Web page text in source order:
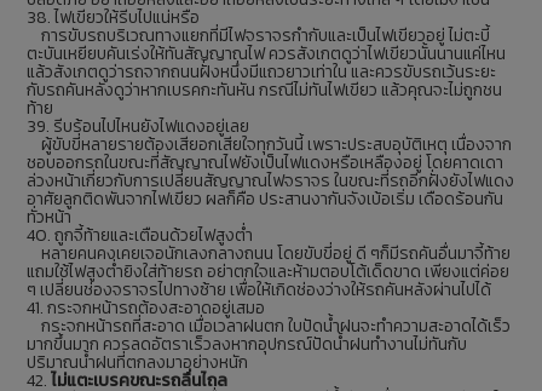
38. ไฟเขียวให้รีบไปแน่หรือ
การขับรถบริเวณทางแยกที่มีไฟจราจรกำกับและเป็นไฟเขียวอยู่ ไม่ตะบี้
ตะบันเหยียบคันเร่งให้ทันสัญญาณไฟ ควรสังเกตดูว่าไฟเขียวนั้นนานแค่ไหน
แล้วสังเกตดูว่ารถจากถนนฝั่งหนึ่งมีแถวยาวเท่าใน และควรขับรถเว้นระยะ
กับรถคันหลังดูว่าหากเบรคกะทันหัน กรณีไม่ทันไฟเขียว แล้วคุณจะไม่ถูกชน
ท้าย
39. รีบร้อนไปไหนยังไฟแดงอยู่เลย
ผู้ขับขี่หลายรายต้องเสียอกเสียใจทุกวันนี้ เพราะประสบอุบัติเหตุ เนื่องจาก
ชอบออกรถในขณะที่สัญญาณไฟยังเป็นไฟแดงหรือเหลืองอยู่ โดยคาดเดา
ล่วงหน้าเกี่ยวกับการเปลี่ยนสัญญาณไฟจราจร ในขณะที่รถอีกฝั่งยังไฟแดง
อาศัยลูกติดพันจากไฟเขียว ผลก็คือ ประสานงากันจังเบ้อเริ่ม เดือดร้อนกัน
ทั่วหน้า
40. ถูกจี้ท้ายและเตือนด้วยไฟสูงต่ำ
หลายคนคงเคยเจอนักเลงกลางถนน โดยขับขี่อยู่ ดี ๆก็มีรถคันอื่นมาจี้ท้าย
แถมใช้ไฟสูงต่ำยิงใส่ท้ายรถ อย่าตกใจและห้ามตอบโต้เด็ดขาด เพียงแต่ค่อย
ๆ เปลี่ยนช่องจราจรไปทางซ้าย เพื่อให้เกิดช่องว่างให้รถคันหลังผ่านไปได้
41. กระจกหน้ารถต้องสะอาดอยู่เสมอ
กระจกหน้ารถที่สะอาด เมื่อเวลาฝนตก ใบปัดน้ำฝนจะทำความสะอาดได้เร็ว
มากขึ้นมาก ควรลดอัตราเร็วลงหากอุปกรณ์ปัดน้ำฝนทำงานไม่ทันกับ
ปริมาณน้ำฝนที่ตกลงมาอย่างหนัก
42.ไม่แตะเบรคขณะรถลื่นไถล